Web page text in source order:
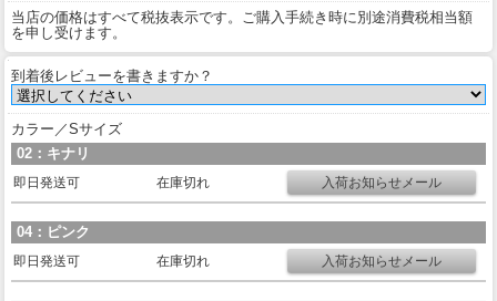
当店の価格はすべて税抜表示です。ご購入手続き時に別途消費税相当額
を申し受けます。
到着後レビューを書きますか？
カラー／Sサイズ
02：キナリ
即日発送可 在庫切れ
04：ピンク
即日発送可 在庫切れ